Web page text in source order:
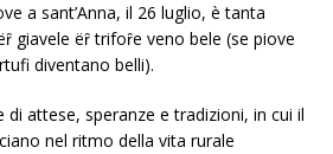
a sant’Anna, il 26 luglio, è tanta
giavele ëȓ trifoȓe veno bele (se piove
diventano belli).
di attese, speranze e tradizioni, in cui il
nel ritmo della vita rurale